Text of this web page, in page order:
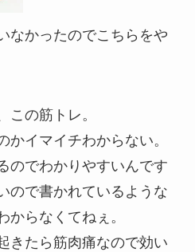
なかったのでこちらをや
この筋トレ。
かイマイチわからない。
のでわかりやすいんです
ので書かれているような
からなくてねぇ。
きたら筋肉痛なので効い